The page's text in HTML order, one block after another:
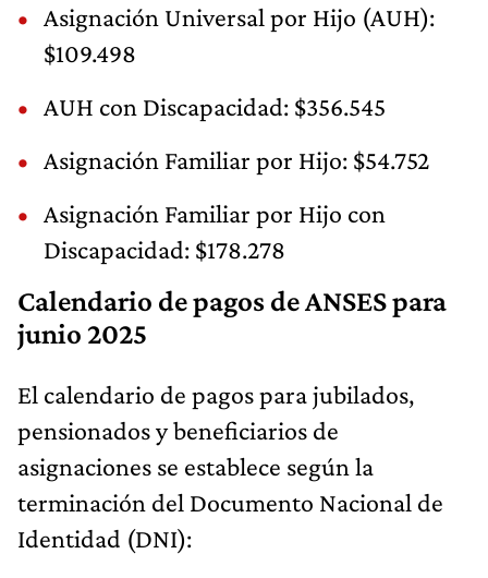
Asignación Universal por Hijo (AUH):
$109.498
AUH con Discapacidad: $356.545
Asignación Familiar por Hijo: $54.752
Asignación Familiar por Hijo con
Discapacidad: $178.278
Calendario de pagos de ANSES para
junio 2025
El calendario de pagos para jubilados,
pensionados y beneficiarios de
asignaciones se establece según la
terminación del Documento Nacional de
Identidad (DNI):